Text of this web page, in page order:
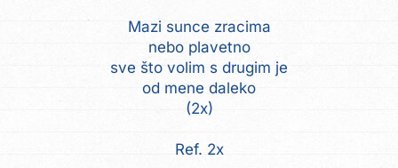
Mazi sunce zracima
nebo plavetno
sve što volim s drugim je
od mene daleko
(2x)
Ref. 2x